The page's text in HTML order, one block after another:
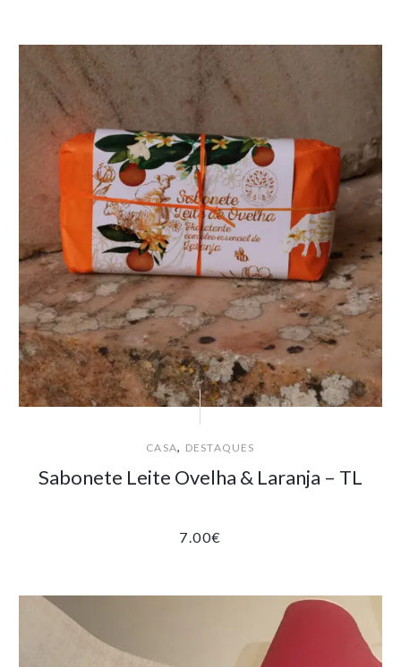
CASA, DESTAQUES
Sabonete Leite Ovelha & Laranja – TL
7.00€